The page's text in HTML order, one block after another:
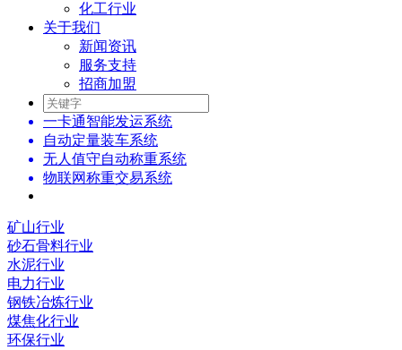
化工行业
关于我们
新闻资讯
服务支持
招商加盟
一卡通智能发运系统
自动定量装车系统
无人值守自动称重系统
物联网称重交易系统
矿山行业
砂石骨料行业
水泥行业
电力行业
钢铁冶炼行业
煤焦化行业
环保行业